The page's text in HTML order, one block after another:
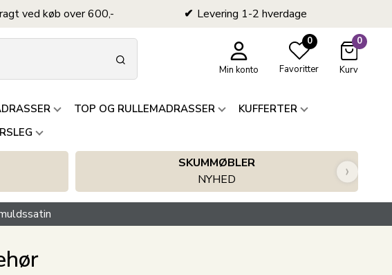
ved køb over 600,- Levering 1-2 hverdage
Min konto
0
Favoritter
0
Kurv
TOP OG RULLEMADRASSER
KUFFERTER
SKUMMØBLER
NYHED
›